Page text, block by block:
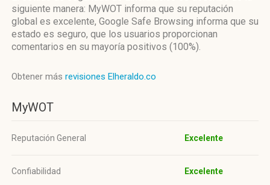
siguiente manera: MyWOT informa que su reputación
global es excelente, Google Safe Browsing informa que su
estado es seguro, que los usuarios proporcionan
comentarios en su mayoría positivos (100%).
Obtener más revisiones Elheraldo.co
MyWOT
Reputación General Excelente
Confiabilidad
Excelente